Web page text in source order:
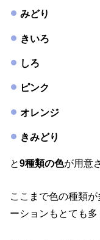
みどり
きいろ
しろ
ピンク
オレンジ
きみどり
と9種類の色が用意
ここまで色の種類
ーションもとても多